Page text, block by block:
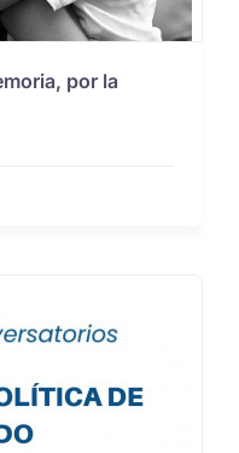
por la